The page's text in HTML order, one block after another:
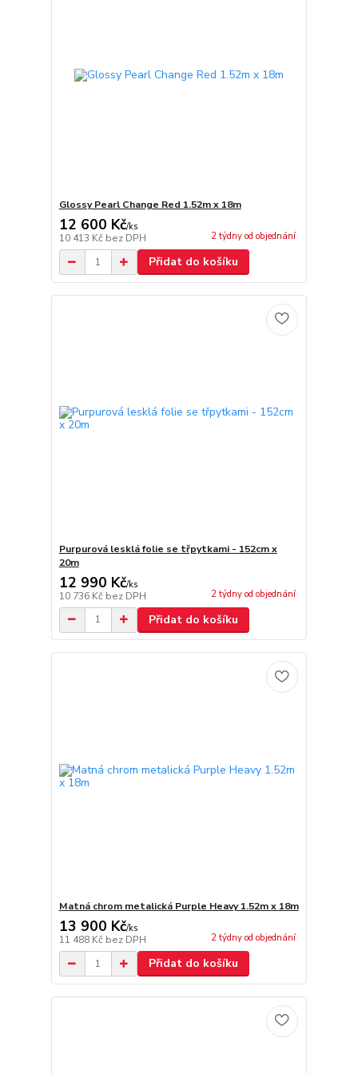
Glossy Pearl Change Red 1.52m x 18m
12 600 Kč/ks
10 413 Kč bez DPH 2 týdny od objednání
Přidat do košíku
Purpurová lesklá folie se třpytkami - 152cm x
20m
12 990 Kč/ks
10 736 Kč bez DPH 2 týdny od objednání
Přidat do košíku
Matná chrom metalická Purple Heavy 1.52m x 18m
13 900 Kč/ks
11 488 Kč bez DPH 2 týdny od objednání
Přidat do košíku